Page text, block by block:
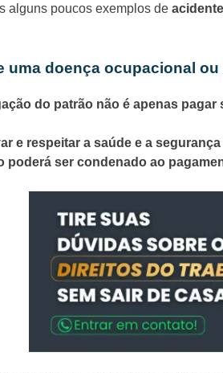
alguns poucos exemplos de
uma doença ocupacional
do patrão não é apenas pagar
e respeitar a saúde e a
poderá ser condenado ao